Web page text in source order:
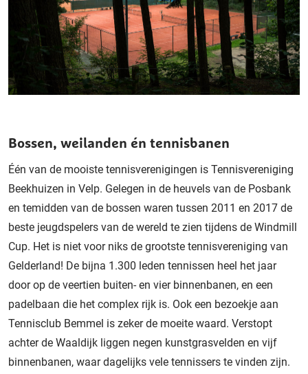
Bossen, weilanden én tennisbanen
Één van de mooiste tennisverenigingen is Tennisvereniging
Beekhuizen in Velp. Gelegen in de heuvels van de Posbank
en temidden van de bossen waren tussen 2011 en 2017 de
beste jeugdspelers van de wereld te zien tijdens de Windmill
Cup. Het is niet voor niks de grootste tennisvereniging van
Gelderland! De bijna 1.300 leden tennissen heel het jaar
door op de veertien buiten- en vier binnenbanen, en een
padelbaan die het complex rijk is. Ook een bezoekje aan
Tennisclub Bemmel is zeker de moeite waard. Verstopt
achter de Waaldijk liggen negen kunstgrasvelden en vijf
binnenbanen, waar dagelijks vele tennissers te vinden zijn.